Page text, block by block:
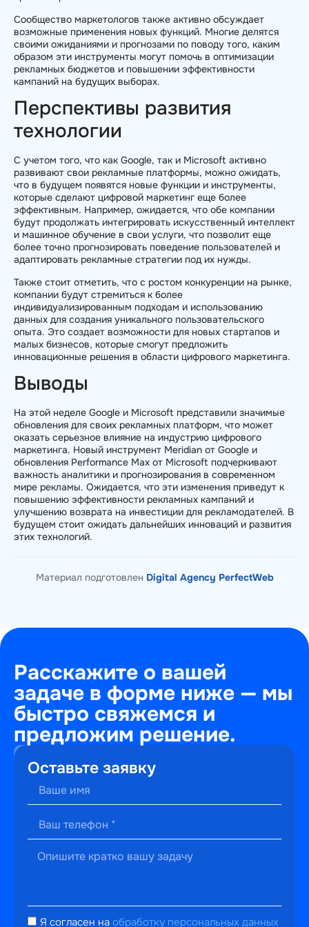
Сообщество маркетологов также активно обсуждает
возможные применения новых функций. Многие делятся
своими ожиданиями и прогнозами по поводу того, каким
образом эти инструменты могут помочь в оптимизации
рекламных бюджетов и повышении эффективности
кампаний на будущих выборах.
Перспективы развития
технологии
С учетом того, что как Google, так и Microsoft активно
развивают свои рекламные платформы, можно ожидать,
что в будущем появятся новые функции и инструменты,
которые сделают цифровой маркетинг еще более
эффективным. Например, ожидается, что обе компании
будут продолжать интегрировать искусственный интеллект
и машинное обучение в свои услуги, что позволит еще
более точно прогнозировать поведение пользователей и
адаптировать рекламные стратегии под их нужды.
Также стоит отметить, что с ростом конкуренции на рынке,
компании будут стремиться к более
индивидуализированным подходам и использованию
данных для создания уникального пользовательского
опыта. Это создает возможности для новых стартапов и
малых бизнесов, которые смогут предложить
инновационные решения в области цифрового маркетинга.
Выводы
На этой неделе Google и Microsoft представили значимые
обновления для своих рекламных платформ, что может
оказать серьезное влияние на индустрию цифрового
маркетинга. Новый инструмент Meridian от Google и
обновления Performance Max от Microsoft подчеркивают
важность аналитики и прогнозирования в современном
мире рекламы. Ожидается, что эти изменения приведут к
повышению эффективности рекламных кампаний и
улучшению возврата на инвестиции для рекламодателей. В
будущем стоит ожидать дальнейших инноваций и развития
этих технологий.
Материал подготовлен Digital Agency PerfectWeb
Расскажите о вашей
задаче в форме ниже — мы
быстро свяжемся и
предложим решение.
(495)
241-
22-
59
ул.
hello@perfectweb.ru
Оставьте заявку
Я согласен на обработку персональных данных